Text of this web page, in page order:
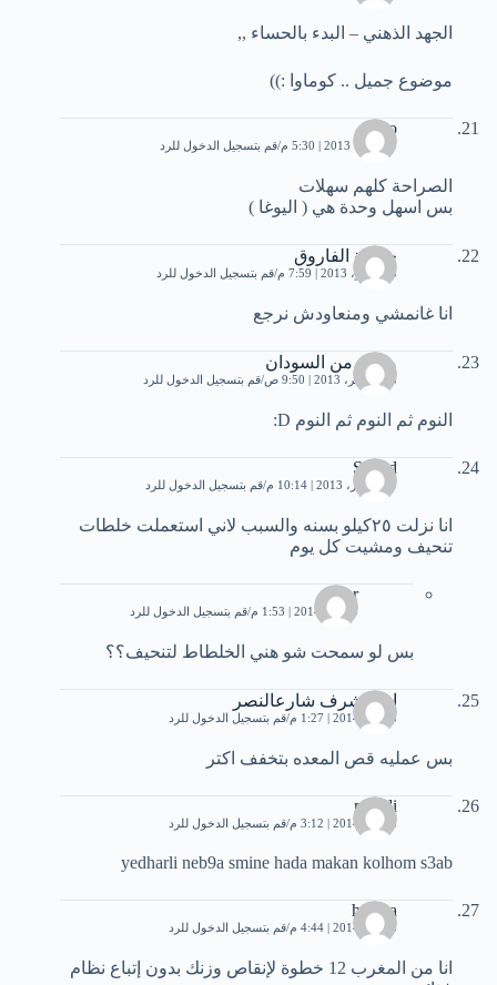
الجهد الذهني – البدء بالحساء ,,
موضوع جميل .. كوماوا :))
toto
9 أكتوبر، 2013 | 5:30 م قم بتسجيل الدخول للرد
الصراحة كلهم سهلات
بس اسهل وحدة هي ( اليوغا )
حفيدة الفاروق
5 نوفمبر، 2013 | 7:59 م قم بتسجيل الدخول للرد
انا غانمشي ومنعاودش نرجع
محمد من السودان
18 نوفمبر، 2013 | 9:50 ص قم بتسجيل الدخول للرد
النوم ثم النوم ثم النوم D:
Sohad
9 ديسمبر، 2013 | 10:14 م قم بتسجيل الدخول للرد
انا نزلت ٢٥كيلو بسنه والسبب لاني استعملت خلطات
تنحيف ومشيت كل يوم
amar
3 يناير، 2014 | 1:53 م قم بتسجيل الدخول للرد
بس لو سمحت شو هني الخلطاط لتنحيف؟؟
احمدشرف شارعالنصر
3 يناير، 2014 | 1:27 م قم بتسجيل الدخول للرد
بس عمليه قص المعده بتخفف اكتر
mehdi
3 يناير، 2014 | 3:12 م قم بتسجيل الدخول للرد
yedharli neb9a smine hada makan kolhom s3ab
hamza
3 يناير، 2014 | 4:44 م قم بتسجيل الدخول للرد
انا من المغرب 12 خطوة لإنقاص وزنك بدون إتباع نظام